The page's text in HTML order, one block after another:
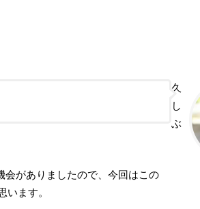
久
し
ぶ
会がありましたので、今回はこの
います。